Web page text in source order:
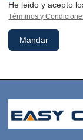
He leido y acepto
Términos y
Mandar